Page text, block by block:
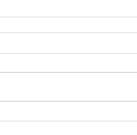
คอลัมน์"จับชีพจรวงการ